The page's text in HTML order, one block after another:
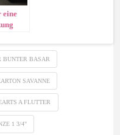
eine
BUNTER BASAR
SAVANNE
A FLUTTER
1 3/4"